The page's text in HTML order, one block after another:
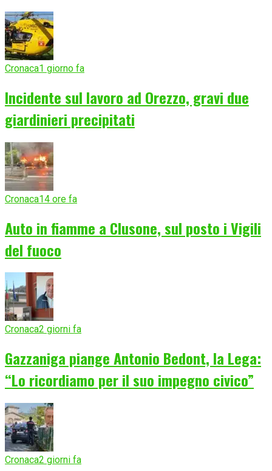
Cronaca1 giorno fa
Incidente sul lavoro ad Orezzo, gravi due
giardinieri precipitati
Cronaca14 ore fa
Auto in fiamme a Clusone, sul posto i Vigili
del fuoco
Cronaca2 giorni fa
Gazzaniga piange Antonio Bedont, la Lega:
“Lo ricordiamo per il suo impegno civico”
Cronaca2 giorni fa